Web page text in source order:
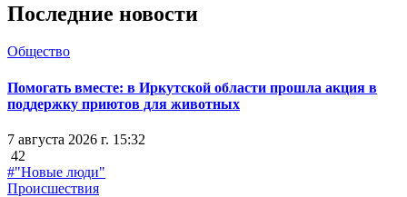
Последние новости
Общество
Помогать вместе: в Иркутской области прошла акция в
поддержку приютов для животных
7 августа 2026 г. 15:32
42
#"Новые люди"
Происшествия